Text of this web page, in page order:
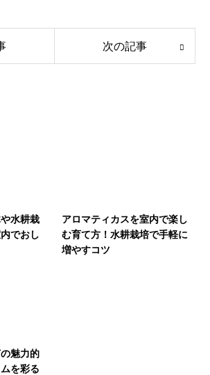
次の記事
水耕栽
でおし
アロマティカスを室内で楽し
む育て方！水耕栽培で手軽に
増やすコツ
魅力的
を彩る